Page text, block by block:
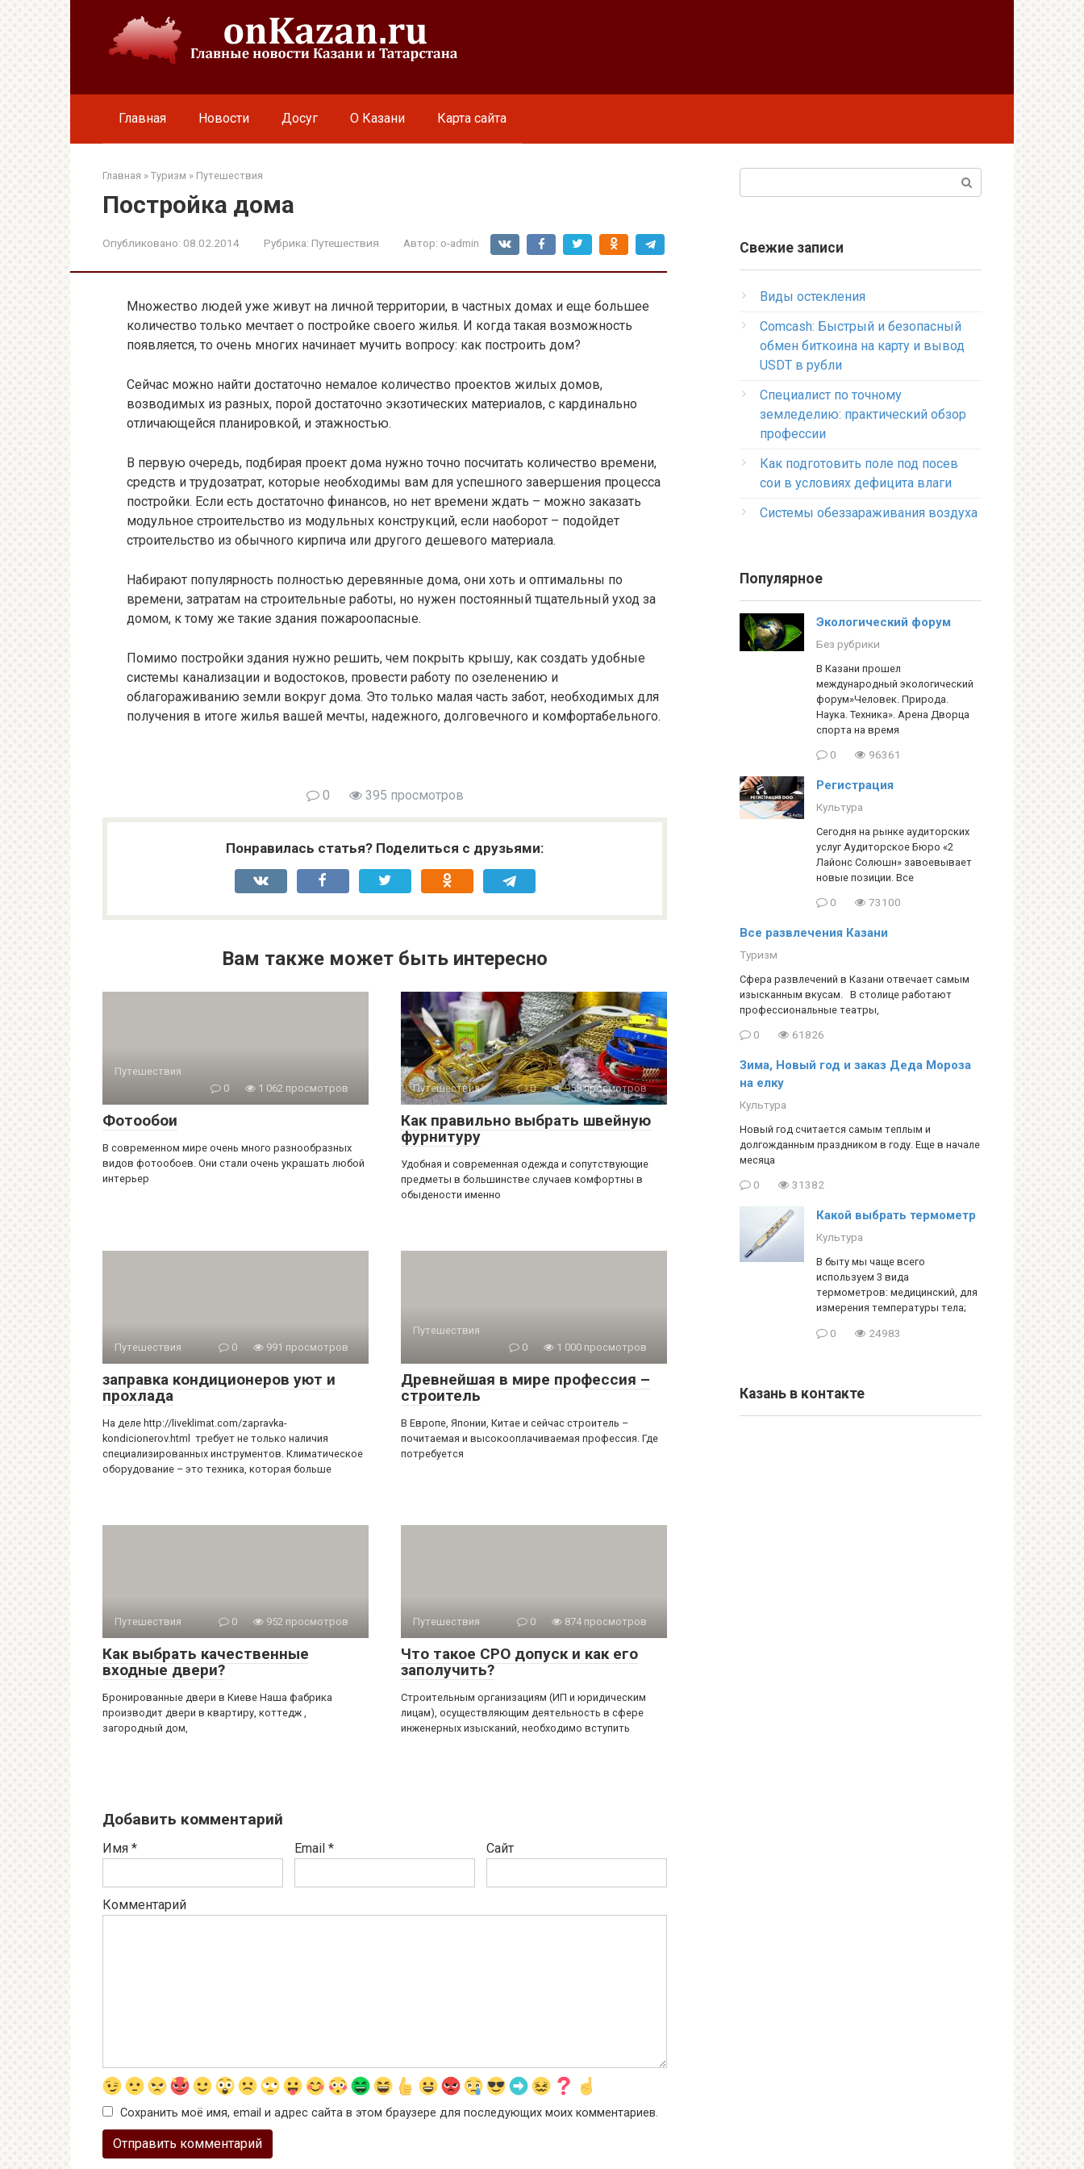
Главная Новости Досуг О Казани Карта сайта
Главная » Туризм » Путешествия
Постройка дома
Опубликовано: 08.02.2014 Рубрика: Путешествия Автор: o-admin
Множество людей уже живут на личной территории, в частных домах и еще большее
количество только мечтает о постройке своего жилья. И когда такая возможность
появляется, то очень многих начинает мучить вопросу: как построить дом?
Сейчас можно найти достаточно немалое количество проектов жилых домов,
возводимых из разных, порой достаточно экзотических материалов, с кардинально
отличающейся планировкой, и этажностью.
В первую очередь, подбирая проект дома нужно точно посчитать количество времени,
средств и трудозатрат, которые необходимы вам для успешного завершения процесса
постройки. Если есть достаточно финансов, но нет времени ждать – можно заказать
модульное строительство из модульных конструкций, если наоборот – подойдет
строительство из обычного кирпича или другого дешевого материала.
Набирают популярность полностью деревянные дома, они хоть и оптимальны по
времени, затратам на строительные работы, но нужен постоянный тщательный уход за
домом, к тому же такие здания пожароопасные.
Помимо постройки здания нужно решить, чем покрыть крышу, как создать удобные
системы канализации и водостоков, провести работу по озеленению и
облагораживанию земли вокруг дома. Это только малая часть забот, необходимых для
получения в итоге жилья вашей мечты, надежного, долговечного и комфортабельного.
0 395 просмотров
Понравилась статья? Поделиться с друзьями:
Вам также может быть интересно
Путешествия
0
1 062 просмотров
Фотообои
В современном мире очень много разнообразных
видов фотообоев. Они стали очень украшать любой
интерьер
Путешествия 0 958 просмотров
Как правильно выбрать швейную
фурнитуру
Удобная и современная одежда и сопутствующие
предметы в большинстве случаев комфортны в
обыдености именно
Путешествия 0 991 просмотров
заправка кондиционеров уют и
прохлада
На деле http://liveklimat.com/zapravka-
kondicionerov.html требует не только наличия
специализированных инструментов. Климатическое
оборудование – это техника, которая больше
Путешествия
0
1 000 просмотров
Древнейшая в мире профессия –
строитель
В Европе, Японии, Китае и сейчас строитель –
почитаемая и высокооплачиваемая профессия. Где
потребуется
Путешествия 0 952 просмотров
Как выбрать качественные
входные двери?
Бронированные двери в Киеве Наша фабрика
производит двери в квартиру, коттедж ,
загородный дом,
Путешествия 0 874 просмотров
Что такое СРО допуск и как его
заполучить?
Строительным организациям (ИП и юридическим
лицам), осуществляющим деятельность в сфере
инженерных изысканий, необходимо вступить
Добавить комментарий
Имя * Email * Сайт
Комментарий
Сохранить моё имя, email и адрес сайта в этом браузере для последующих моих комментариев.
Свежие записи
Виды остекления
Comcash: Быстрый и безопасный
обмен биткоина на карту и вывод
USDT в рубли
Специалист по точному
земледелию: практический обзор
профессии
Как подготовить поле под посев
сои в условиях дефицита влаги
Системы обеззараживания воздуха
Популярное
Экологический форум
Без рубрики
В Казани прошел
международный экологический
форум»Человек. Природа.
Наука. Техника». Арена Дворца
спорта на время
0 96361
Регистрация
Культура
Сегодня на рынке аудиторских
услуг Аудиторское Бюро «2
Лайонс Солюшн» завоевывает
новые позиции. Все
0 73100
Все развлечения Казани
Туризм
Сфера развлечений в Казани отвечает самым
изысканным вкусам. В столице работают
профессиональные театры,
0 61826
Зима, Новый год и заказ Деда Мороза
на елку
Культура
Новый год считается самым теплым и
долгожданным праздником в году. Еще в начале
месяца
0 31382
Какой выбрать термометр
Культура
В быту мы чаще всего
используем 3 вида
термометров: медицинский, для
измерения температуры тела;
0 24983
Казань в контакте